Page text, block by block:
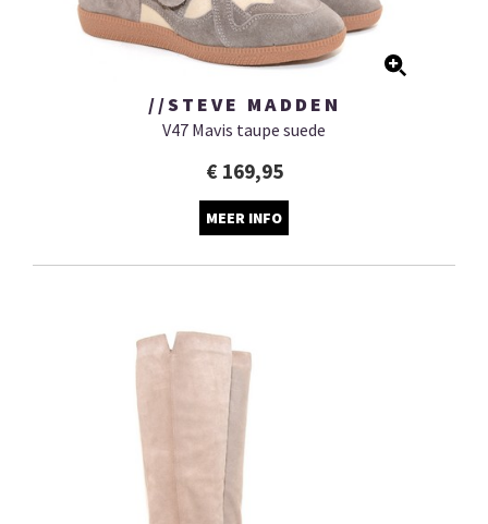
//STEVE MADDEN
V47 Mavis taupe suede
€ 169,95
MEER INFO